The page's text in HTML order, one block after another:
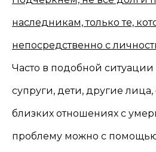
наследникам, только те,
непосредственно с
Часто в подобной ситуации
супруги, дети, другие
близких отношениях с
проблему можно с помощью